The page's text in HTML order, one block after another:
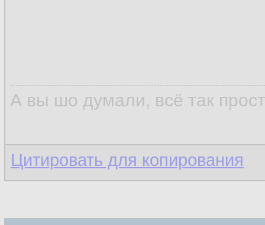
А вы шо думали, всё так
Цитировать для копирования